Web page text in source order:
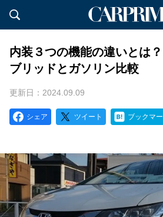
内装３つの機能の違いとは
ブリッドとガソリン比較
更新日：2024.09.09
シェア ツイート ブックマ